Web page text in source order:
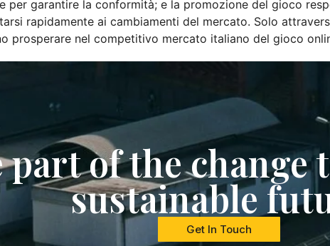
per garantire la conformità; e la promozione del gioco
rapidamente ai cambiamenti del mercato. Solo
prosperare nel competitivo mercato italiano del gioco
part of the change
sustainable
Get In Touch